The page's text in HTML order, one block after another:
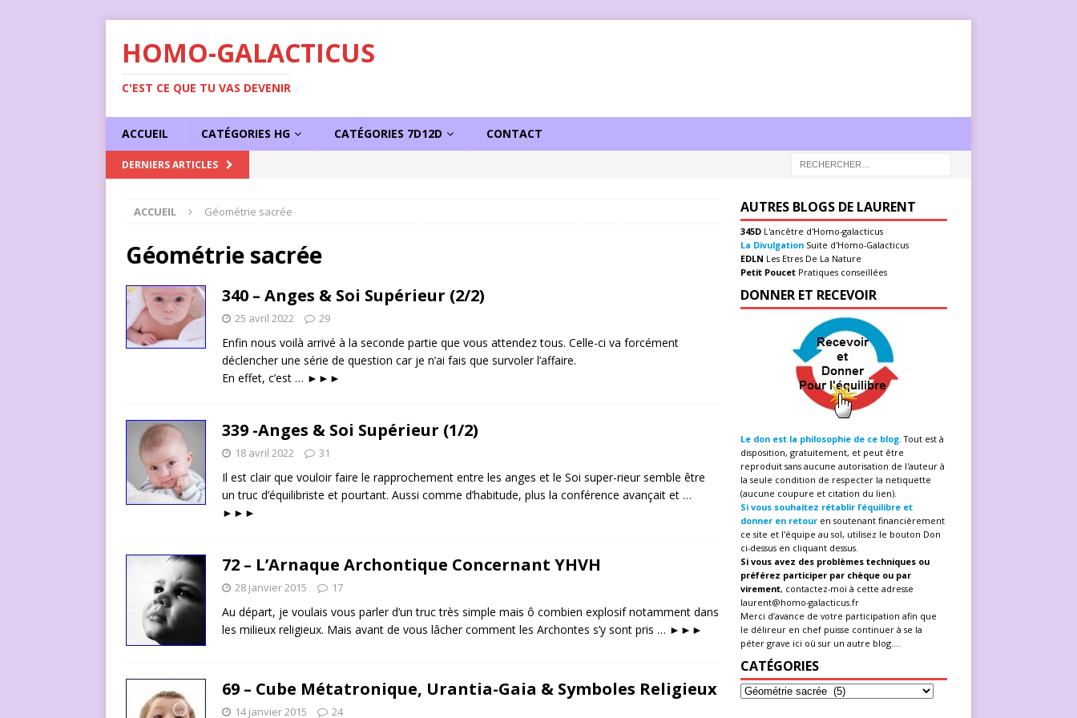
HOMO-GALACTICUS
C'EST CE QUE TU VAS DEVENIR
ACCUEIL CATÉGORIES HG CATÉGORIES 7D12D CONTACT
DERNIERS ARTICLES
ACCUEIL Géométrie sacrée
Géométrie sacrée
340 – Anges & Soi Supérieur (2/2)
25 avril 2022 29
Enfin nous voilà arrivé à la seconde partie que vous attendez tous. Celle-ci va forcément
déclencher une série de question car je n’ai fais que survoler l’affaire.
En effet, c’est … ►►►
339 -Anges & Soi Supérieur (1/2)
18 avril 2022 31
Il est clair que vouloir faire le rapprochement entre les anges et le Soi super-rieur semble être
un truc d’équilibriste et pourtant. Aussi comme d’habitude, plus la conférence avançait et …
►►►
72 – L’Arnaque Archontique Concernant YHVH
28 janvier 2015 17
Au départ, je voulais vous parler d’un truc très simple mais ô combien explosif notamment dans
les milieux religieux. Mais avant de vous lâcher comment les Archontes s’y sont pris … ►►►
69 – Cube Métatronique, Urantia-Gaia & Symboles Religieux
14 janvier 2015 24
AUTRES BLOGS DE LAURENT
345D L'ancêtre d'Homo-galacticus
La Divulgation Suite d'Homo-Galacticus
EDLN Les Etres De La Nature
Petit Poucet Pratiques conseillées
DONNER ET RECEVOIR
Le don est la philosophie de ce blog.Tout est à
disposition, gratuitement, et peut être
reproduit sans aucune autorisation de l'auteur à
la seule condition de respecter la netiquette
(aucune coupure et citation du lien).
Si vous souhaitez rétablir l’équilibre et
donner en retour en soutenant financièrement
ce site et l'équipe au sol, utilisez le bouton Don
ci-dessus en cliquant dessus.
Si vous avez des problèmes techniques ou
préférez participer par chèque ou par
virement, contactez-moi à cette adresse
laurent@homo-galacticus.fr
Merci d’avance de votre participation afin que
le délireur en chef puisse continuer à se la
péter grave ici où sur un autre blog....
CATÉGORIES